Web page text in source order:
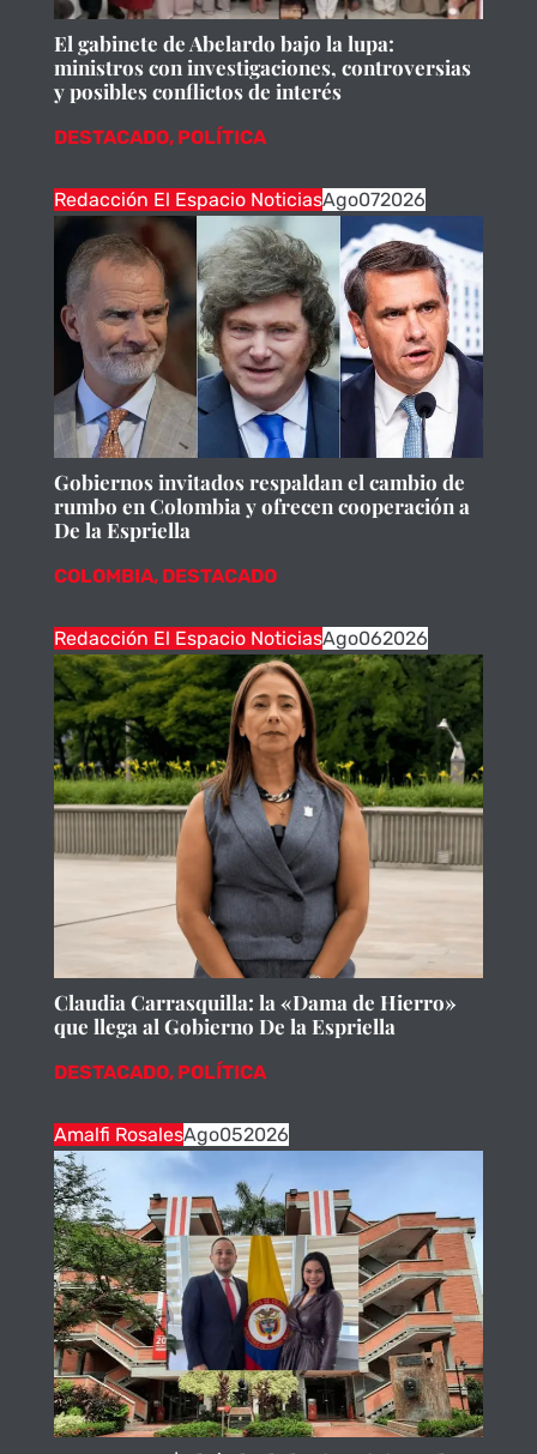
El gabinete de Abelardo bajo la lupa:
ministros con investigaciones, controversias
y posibles conflictos de interés
DESTACADO, POLÍTICA
Redacción El Espacio NoticiasAgo072026
Gobiernos invitados respaldan el cambio de
rumbo en Colombia y ofrecen cooperación a
De la Espriella
COLOMBIA, DESTACADO
Redacción El Espacio NoticiasAgo062026
Claudia Carrasquilla: la «Dama de Hierro»
que llega al Gobierno De la Espriella
DESTACADO, POLÍTICA
Amalfi RosalesAgo052026